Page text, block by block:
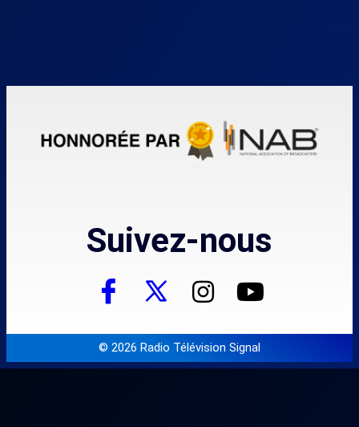
Suivez-nous
© 2026 Radio Télévision Signal